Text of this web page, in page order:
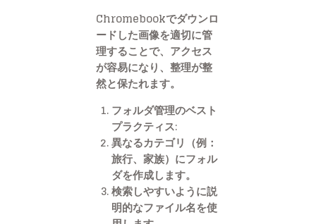
Chromebookでダウンロ
ードした画像を適切に管
理することで、アクセス
が容易になり、整理が整
然と保たれます。
フォルダ管理のベスト
プラクティス:
異なるカテゴリ（例：
旅行、家族）にフォル
ダを作成します。
検索しやすいように説
明的なファイル名を使